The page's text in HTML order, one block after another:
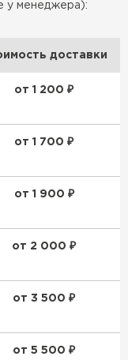
у менеджера):
доставки
от 1 200 ₽
от 1 700 ₽
от 1 900 ₽
от 2 000 ₽
от 3 500 ₽
от 5 500 ₽